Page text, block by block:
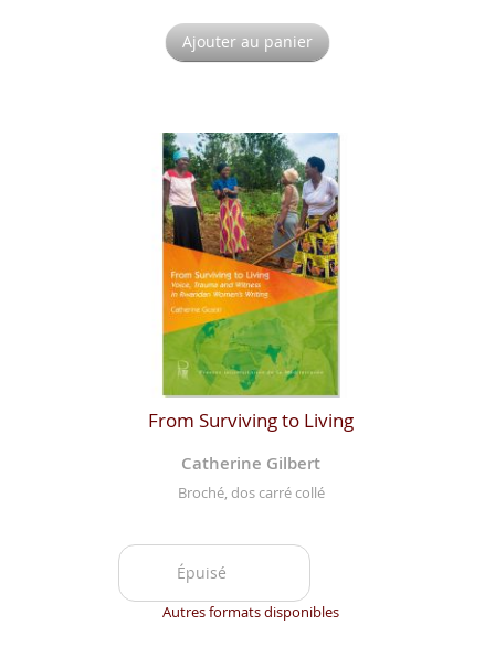
Ajouter au panier
From Surviving to Living
Catherine Gilbert
Broché, dos carré collé
Épuisé
Autres formats disponibles